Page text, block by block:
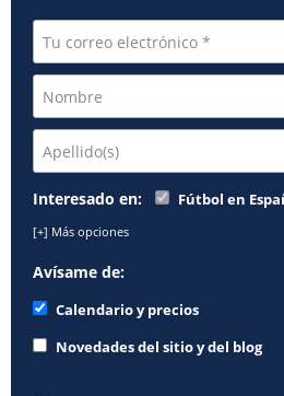
Interesado en: Fútbol en
[+] Más opciones
Avísame de:
Calendario y precios
Novedades del sitio y del blog